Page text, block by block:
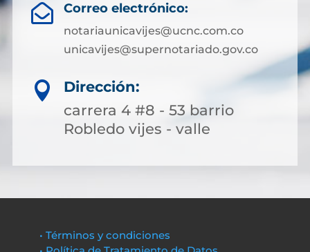
 Correo electrónico:
notariaunicavijes@ucnc.com.co
unicavijes@supernotariado.gov.co

Dirección:
carrera 4 #8 - 53 barrio
Robledo vijes - valle
• Términos y condiciones